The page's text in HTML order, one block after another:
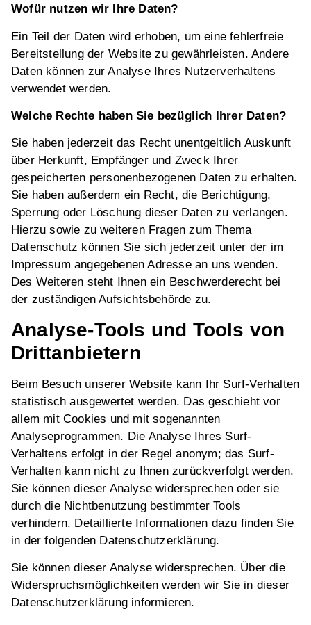
Wofür nutzen wir Ihre Daten?
Ein Teil der Daten wird erhoben, um eine fehlerfreie
Bereitstellung der Website zu gewährleisten. Andere
Daten können zur Analyse Ihres Nutzerverhaltens
verwendet werden.
Welche Rechte haben Sie bezüglich Ihrer Daten?
Sie haben jederzeit das Recht unentgeltlich Auskunft
über Herkunft, Empfänger und Zweck Ihrer
gespeicherten personenbezogenen Daten zu erhalten.
Sie haben außerdem ein Recht, die Berichtigung,
Sperrung oder Löschung dieser Daten zu verlangen.
Hierzu sowie zu weiteren Fragen zum Thema
Datenschutz können Sie sich jederzeit unter der im
Impressum angegebenen Adresse an uns wenden.
Des Weiteren steht Ihnen ein Beschwerderecht bei
der zuständigen Aufsichtsbehörde zu.
Analyse-Tools und Tools von
Drittanbietern
Beim Besuch unserer Website kann Ihr Surf-Verhalten
statistisch ausgewertet werden. Das geschieht vor
allem mit Cookies und mit sogenannten
Analyseprogrammen. Die Analyse Ihres Surf-
Verhaltens erfolgt in der Regel anonym; das Surf-
Verhalten kann nicht zu Ihnen zurückverfolgt werden.
Sie können dieser Analyse widersprechen oder sie
durch die Nichtbenutzung bestimmter Tools
verhindern. Detaillierte Informationen dazu finden Sie
in der folgenden Datenschutzerklärung.
Sie können dieser Analyse widersprechen. Über die
Widerspruchsmöglichkeiten werden wir Sie in dieser
Datenschutzerklärung informieren.